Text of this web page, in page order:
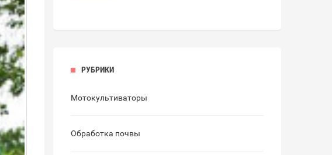
РУБРИКИ
Мотокультиваторы
Обработка почвы